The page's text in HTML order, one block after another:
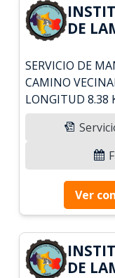
DE
SERVICIO DE
CAMINO
LONGITUD 8.38
Ver
DE